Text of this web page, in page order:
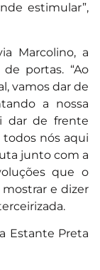
estimular”,
Marcolino, a
portas. “Ao
vamos dar de
a nossa
dar de frente
todos nós aqui
junto com a
que o
e dizer
Estante Preta